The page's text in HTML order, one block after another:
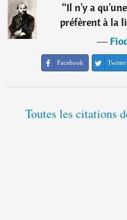
“Il n'y a
préfèrent à la
―
Facebook Twitter
Toutes les citations